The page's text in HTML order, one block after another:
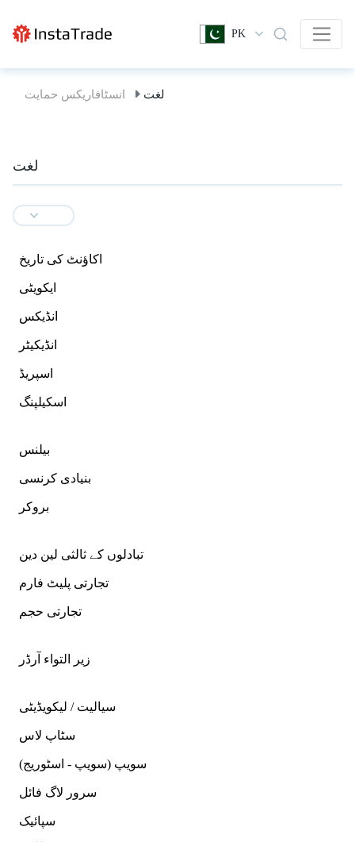
PK
انسٹافاریکس حمایت لغت
لغت
اکاؤنٹ کی تاریخ
ایکویٹی
انڈیکس
انڈیکیٹر
اسپریڈ
اسکیلپنگ
بیلنس
بنیادی کرنسی
بروکر
تبادلوں کے ثالثی لین دین
تجارتی پلیٹ فارم
تجارتی حجم
زیر التواء آرڈر
سیالیت / لیکویڈیٹی
سٹاپ لاس
سویپ (سویپ - اسٹوریج)
سرور لاگ فائل
سپائیک